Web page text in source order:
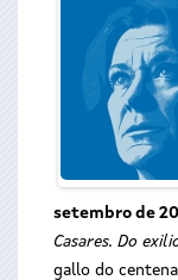
setembro de
Casares. Do
gallo do